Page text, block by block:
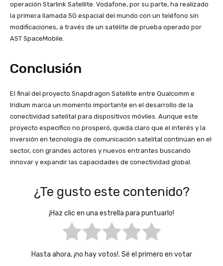
operación Starlink Satellite. Vodafone, por su parte, ha realizado
la primera llamada 5G espacial del mundo con un teléfono sin
modificaciones, a través de un satélite de prueba operado por
AST SpaceMobile​​.
Conclusión
El final del proyecto Snapdragon Satellite entre Qualcomm e
Iridium marca un momento importante en el desarrollo de la
conectividad satelital para dispositivos móviles. Aunque este
proyecto específico no prosperó, queda claro que el interés y la
inversión en tecnología de comunicación satelital continúan en el
sector, con grandes actores y nuevos entrantes buscando
innovar y expandir las capacidades de conectividad global.
¿Te gusto este contenido?
¡Haz clic en una estrella para puntuarlo!
Hasta ahora, ¡no hay votos!. Sé el primero en votar